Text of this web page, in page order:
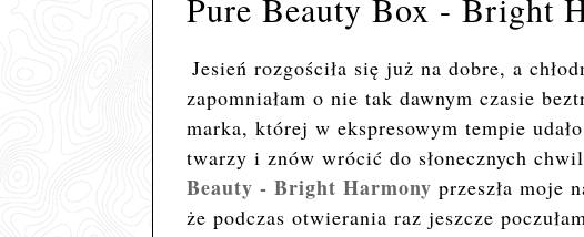
Pure Beauty Box - Bright
Jesień rozgościła się już na dobre, a
zapomniałam o nie tak dawnym czasie
marka, której w ekspresowym tempie
twarzy i znów wrócić do słonecznych
Beauty - Bright Harmony przeszła moje
że podczas otwierania raz jeszcze